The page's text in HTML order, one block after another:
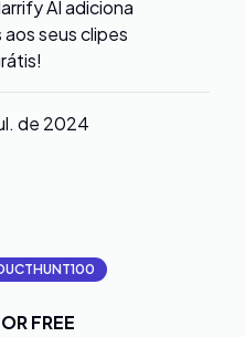
AI adiciona
seus clipes
de 2024
FREE